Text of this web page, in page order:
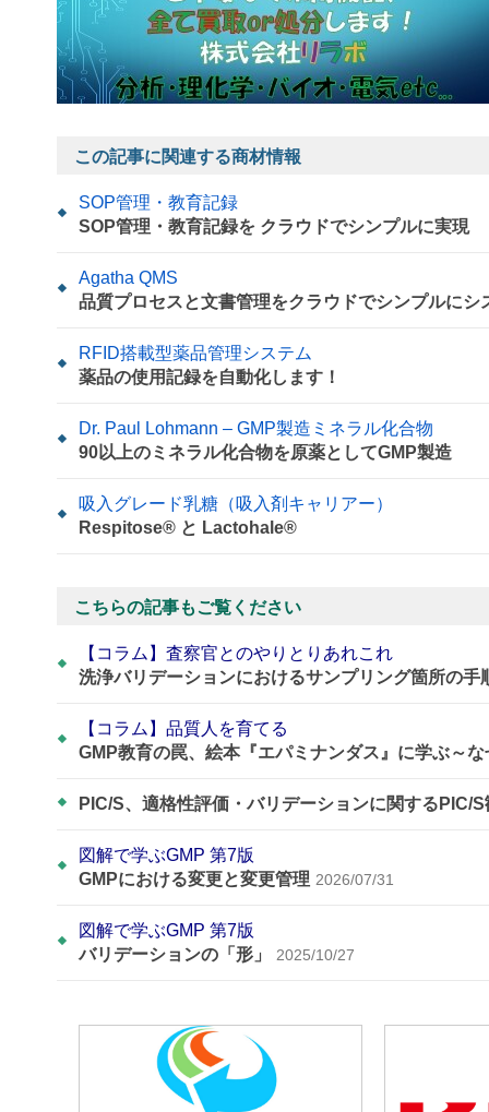
この記事に関連する商材情報
SOP管理・教育記録
SOP管理・教育記録を クラウドでシンプルに実現
Agatha QMS
品質プロセスと文書管理をクラウドでシンプルにシ
RFID搭載型薬品管理システム
薬品の使用記録を自動化します！
Dr. Paul Lohmann – GMP製造ミネラル化合物
90以上のミネラル化合物を原薬としてGMP製造
吸入グレード乳糖（吸入剤キャリアー）
Respitose® と Lactohale®
こちらの記事もご覧ください
【コラム】査察官とのやりとりあれこれ
洗浄バリデーションにおけるサンプリング箇所の手
【コラム】品質人を育てる
GMP教育の罠、絵本『エパミナンダス』に学ぶ～
PIC/S、適格性評価・バリデーションに関するPIC/
図解で学ぶGMP 第7版
GMPにおける変更と変更管理 2026/07/31
図解で学ぶGMP 第7版
バリデーションの「形」
2025/10/27